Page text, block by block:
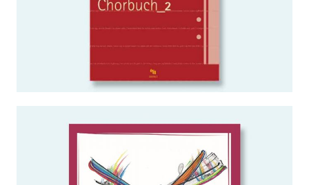
WEITERLESEN …
BEFLÜGELT